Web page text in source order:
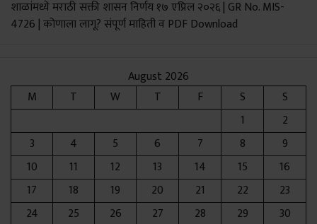
शाळांमध्ये मराठी सक्ती शासन निर्णय १७ एप्रिल २०२६ | GR No. MIS-
4726 | कोणाला लागू? संपूर्ण माहिती व PDF Download
August 2026
M
T W T F S
S
1
2
3
4 5 6 7 8
9
10
11 12 13 14 15
16
17
18 19 20 21 22
23
24
25 26 27 28 29
30